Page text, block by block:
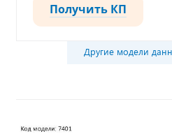
Получить КП
Другие модели